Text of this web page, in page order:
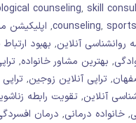
counseling, skill
counseling,
, اپلیکیشن
روانشناسی آنلاین, بهبود
, بهترین مشاور خانواده,
, تراپی آنلاین زوجین,
آنلاین, تقویت رابطه
, خانواده درمانی, درمان